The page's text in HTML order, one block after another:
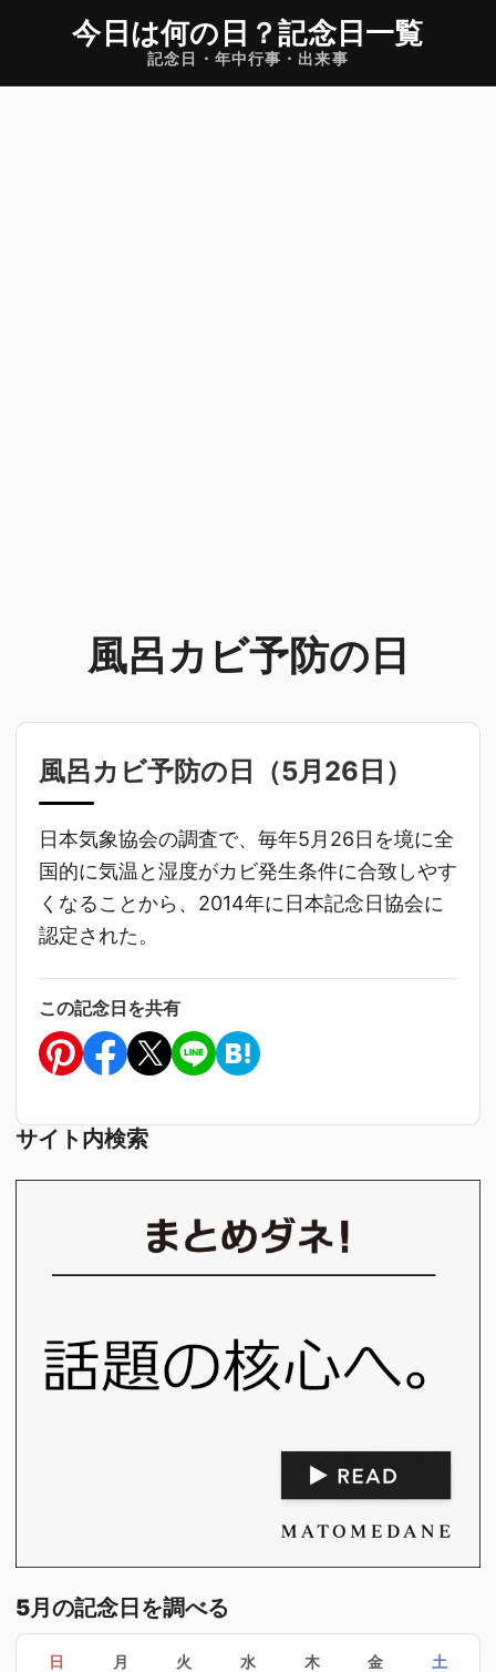
今日は何の日 ？記念日一覧
記念日・年中行事・出来事
風呂カビ予防の日
風呂カビ予防の日（5月26日 ）
日本気象協会の調査で、毎年5月26日を境に全
国的に気温と湿度がカビ発生条件に合致しやす
くなることから、2014年に日本記念日協会に
認定された。
この記念日を共有
サイト内検索
5月の記念日を調べる
日 月 火 水 木 金 土